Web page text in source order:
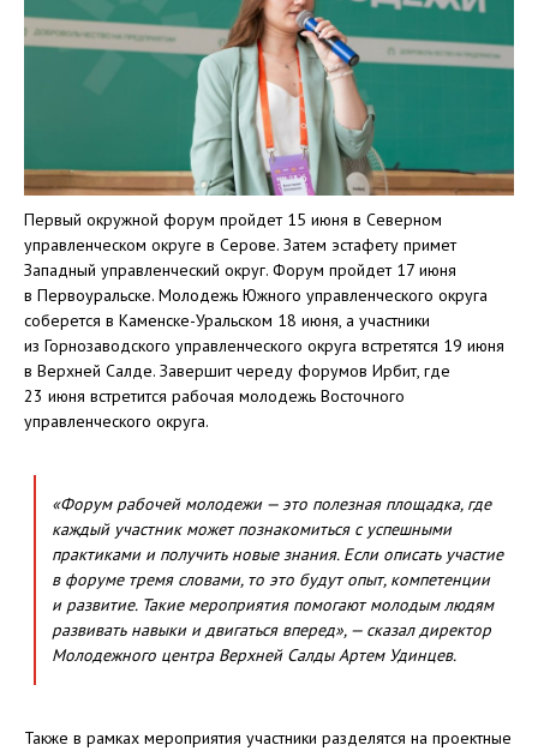
Первый окружной форум пройдет 15 июня в Северном
управленческом округе в Серове. Затем эстафету примет
Западный управленческий округ. Форум пройдет 17 июня
в Первоуральске. Молодежь Южного управленческого округа
соберется в Каменске-Уральском 18 июня, а участники
из Горнозаводского управленческого округа встретятся 19 июня
в Верхней Салде. Завершит череду форумов Ирбит, где
23 июня встретится рабочая молодежь Восточного
управленческого округа.
«Форум рабочей молодежи — это полезная площадка, где
каждый участник может познакомиться с успешными
практиками и получить новые знания. Если описать участие
в форуме тремя словами, то это будут опыт, компетенции
и развитие. Такие мероприятия помогают молодым людям
развивать навыки и двигаться вперед», — сказал директор
Молодежного центра Верхней Салды Артем Удинцев.
Также в рамках мероприятия участники разделятся на проектные